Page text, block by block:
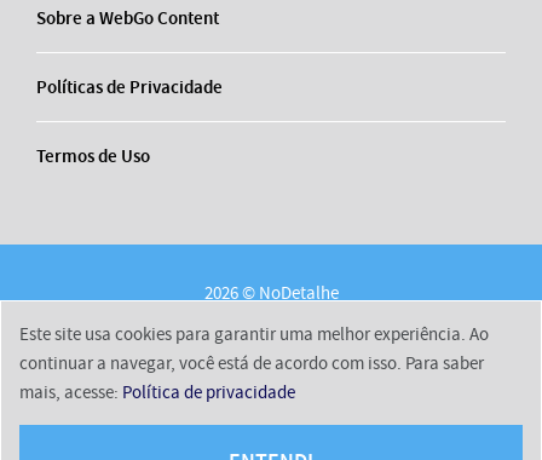
Sobre a WebGo Content
Políticas de Privacidade
Termos de Uso
2026 © NoDetalhe
Sobre a WebGo Content
Políticas de Privacidade
Termos de Uso
Este site usa cookies para garantir uma melhor experiência. Ao
continuar a navegar, você está de acordo com isso. Para saber
mais, acesse: Política de privacidade